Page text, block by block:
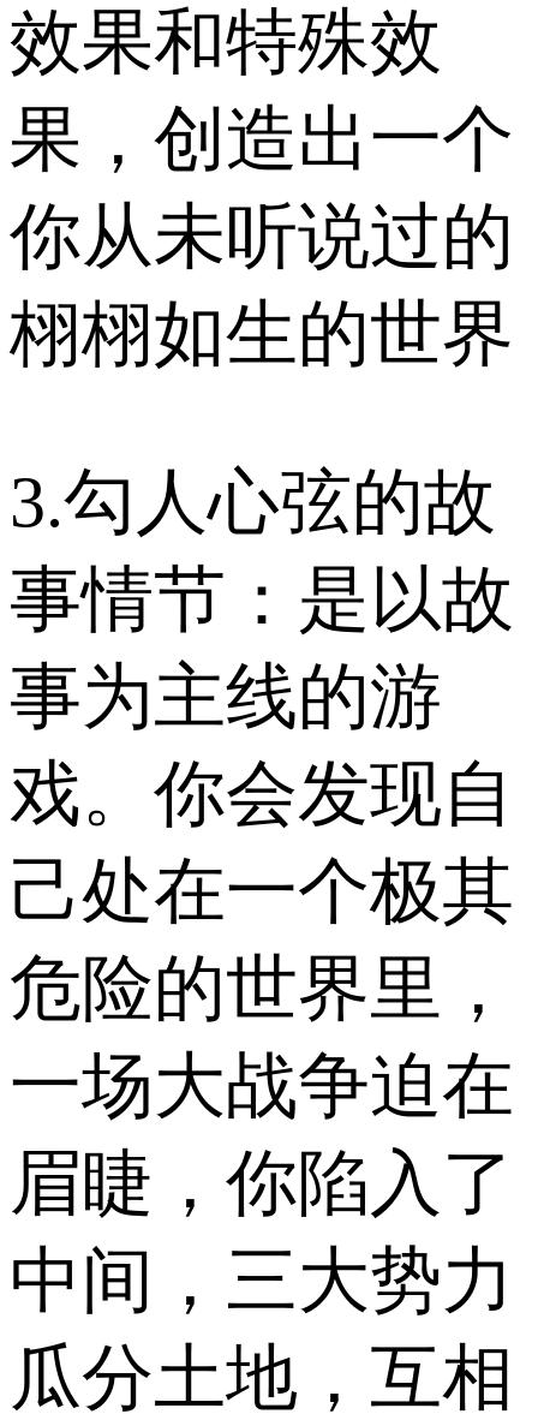
效果和特殊效
果，创造出一个
你从未听说过的
栩栩如生的世界
3.勾人心弦的故
事情节：是以故
事为主线的游
戏。你会发现自
己处在一个极其
危险的世界里，
一场大战争迫在
眉睫，你陷入了
中间，三大势力
瓜分土地，互相